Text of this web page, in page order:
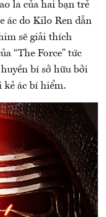
la của hai bạn trẻ
ác do Kilo Ren dẫn
sẽ giải thích
“The Force” tức
bí sở hữu bởi
kẻ ác bí hiểm.